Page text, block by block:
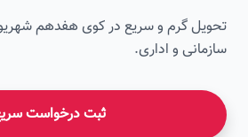
گرم و سریع در کوی هفدهم شهریور،
و اداری.
ثبت درخواست سریع